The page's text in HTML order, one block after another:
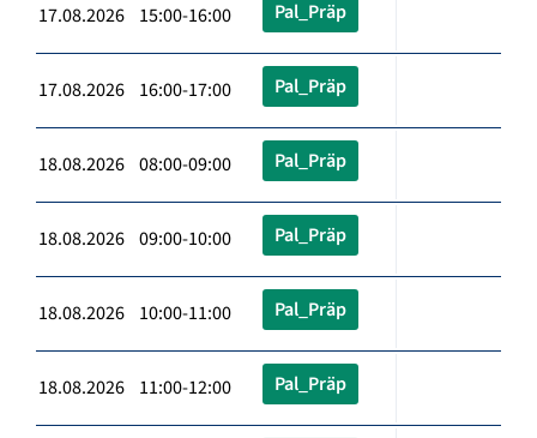
17.08.2026 15:00-16:00 Pal_Präp
17.08.2026 16:00-17:00 Pal_Präp
18.08.2026 08:00-09:00 Pal_Präp
18.08.2026 09:00-10:00 Pal_Präp
18.08.2026 10:00-11:00 Pal_Präp
18.08.2026 11:00-12:00 Pal_Präp